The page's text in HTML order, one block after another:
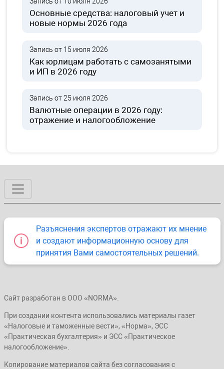
Основные средства: налоговый учет и
новые нормы 2026 года
Запись от 15 июля 2026
Как юрлицам работать с самозанятыми
и ИП в 2026 году
Запись от 25 июля 2026
Валютные операции в 2026 году:
отражение и налогообложение
Разъяснения экспертов отражают их мнение
и создают информационную основу для
принятия Вами самостоятельных решений.
Сайт разработан в ООО «NORMA».
При создании контента использовались материалы газет
«Налоговые и таможенные вести», «Норма», ЭСС
«Практическая бухгалтерия» и ЭСС «Практическое
налогообложение».
Копирование материалов сайта без согласования с